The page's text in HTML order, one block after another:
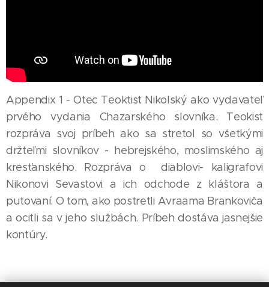
Appendix 1 - Otec Teoktist Nikolský ako vydavateľ
prvého vydania Chazarského slovníka. Teokist
rozpráva svoj príbeh ako sa stretol so všetkými
držteľmi slovníkov - hebrejského, moslimského aj
kresťanského. Rozpráva o diablovi- kaligrafovi
Nikonovi Sevastovi a ich odchode z kláštora a
putovaní. O tom, ako postretli Avraama Brankoviča
a ocitli sa v jeho službách. Príbeh dostáva jasnejšie
kontúry.